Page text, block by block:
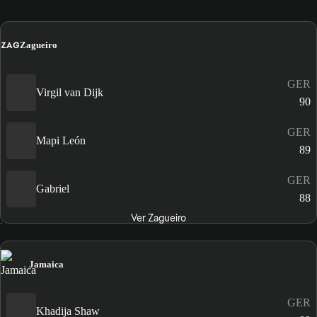
ZAGZagueiro
Virgil van Dijk
GER
90
Mapi León
GER
89
Gabriel
GER
88
Ver Zagueiro
Jamaica
Khadija Shaw
GER